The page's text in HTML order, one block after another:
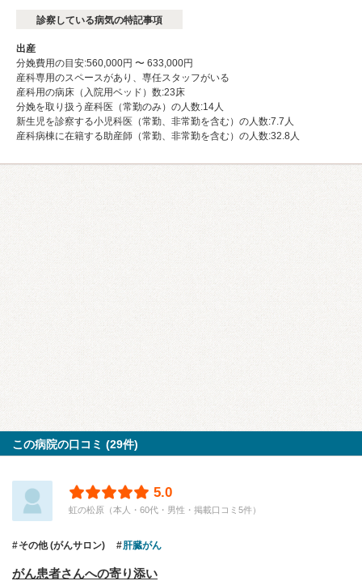
診察している病気の特記事項
出産
分娩費用の目安:560,000円 〜 633,000円
産科専用のスペースがあり、専任スタッフがいる
産科用の病床（入院用ベッド）数:23床
分娩を取り扱う産科医（常勤のみ）の人数:14⼈
新生児を診察する小児科医（常勤、非常勤を含む）の人数:7.7⼈
産科病棟に在籍する助産師（常勤、非常勤を含む）の人数:32.8⼈
この病院の口コミ (29件)
5.0
虹の松原（本人・60代・男性・掲載口コミ5件）
その他 (がんサロン) 肝臓がん
がん患者さんへの寄り添い